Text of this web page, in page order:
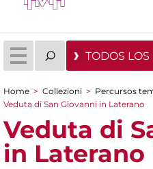
TODOS
You are here
Home > Collezioni > Percursos
Veduta di San Giovanni in Laterano
Veduta di
in Laterano